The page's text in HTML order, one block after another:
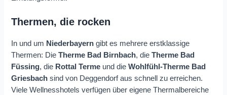
Thermen, die rocken
In und um Niederbayerngibt es mehrere erstklassige
Thermen: DieTherme Bad Birnbach, dieTherme Bad
Füssing, die Rottal Terme und dieWohlfühl-Therme Bad
Griesbach sind von Deggendorf aus schnell zu erreichen.
Viele Wellnesshotels verfügen über eigene Thermalbereiche